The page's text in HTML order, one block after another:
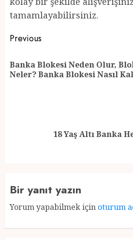
tamamlayabilirsiniz.
Post
navigation
Previous
Banka Blokesi Neden Olur,
Neler? Banka Blokesi Nasıl
18 Yaş Altı Banka
Bir yanıt yazın
Yorum yapabilmek için oturum